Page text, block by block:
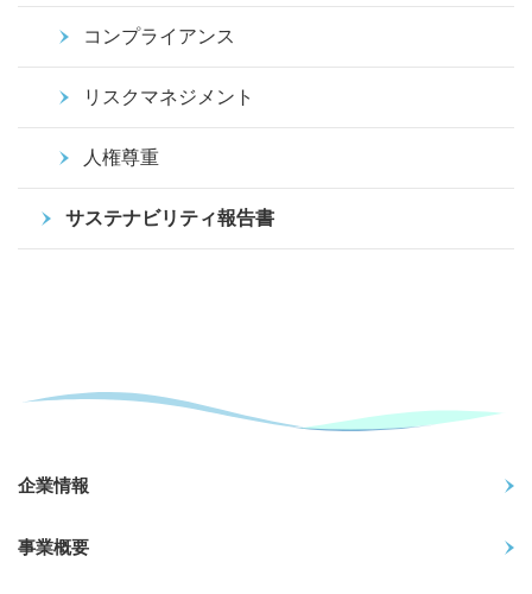
コンプライアンス
リスクマネジメント
人権尊重
サステナビリティ報告書
企業情報
事業概要